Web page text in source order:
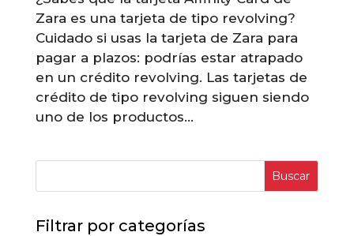
Zara es una tarjeta de tipo revolving?
Cuidado si usas la tarjeta de Zara para
pagar a plazos: podrías estar atrapado
en un crédito revolving. Las tarjetas de
crédito de tipo revolving siguen siendo
uno de los productos...
Buscar
Filtrar por categorías